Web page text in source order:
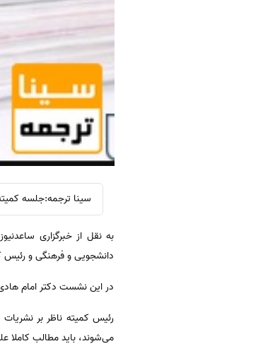
سینا ترجمه:جلسه‌
به نقل از خبرگزاری
دانشجویی و فرهنگی و رئیس
در این نشست دکتر امام
رئیس کمیته‌ ناظر بر
می‌شوند، باید مطالب کاملا